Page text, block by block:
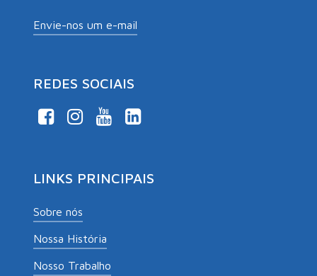
Envie-nos um e-mail
REDES SOCIAIS
LINKS PRINCIPAIS
Sobre nós
Nossa História
Nosso Trabalho